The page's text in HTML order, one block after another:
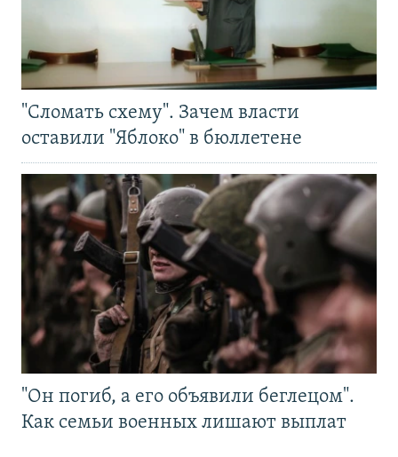
"Сломать схему". Зачем власти
оставили "Яблоко" в бюллетене
"Он погиб, а его объявили беглецом".
Как семьи военных лишают выплат